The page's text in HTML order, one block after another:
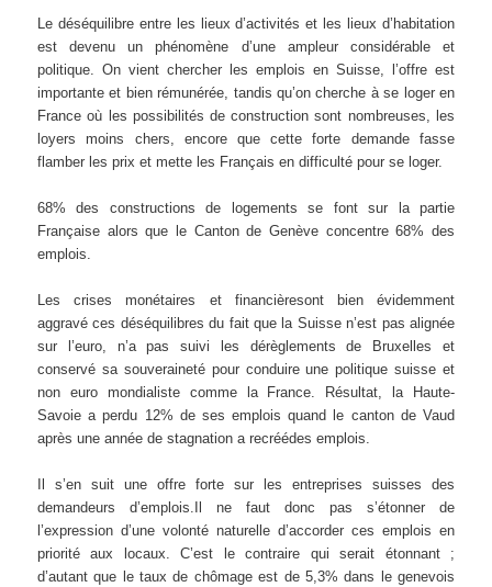
Le déséquilibre entre les lieux d’activités et les lieux d’habitation
est devenu un phénomène d’une ampleur considérable et
politique. On vient chercher les emplois en Suisse, l’offre est
importante et bien rémunérée, tandis qu’on cherche à se loger en
France où les possibilités de construction sont nombreuses, les
loyers moins chers, encore que cette forte demande fasse
flamber les prix et mette les Français en difficulté pour se loger.
68% des constructions de logements se font sur la partie
Française alors que le Canton de Genève concentre 68% des
emplois.
Les crises monétaires et financièresont bien évidemment
aggravé ces déséquilibres du fait que la Suisse n’est pas alignée
sur l’euro, n’a pas suivi les dérèglements de Bruxelles et
conservé sa souveraineté pour conduire une politique suisse et
non euro mondialiste comme la France. Résultat, la Haute-
Savoie a perdu 12% de ses emplois quand le canton de Vaud
après une année de stagnation a recréédes emplois.
Il s’en suit une offre forte sur les entreprises suisses des
demandeurs d’emplois.Il ne faut donc pas s’étonner de
l’expression d’une volonté naturelle d’accorder ces emplois en
priorité aux locaux. C’est le contraire qui serait étonnant ;
d’autant que le taux de chômage est de 5,3% dans le genevois